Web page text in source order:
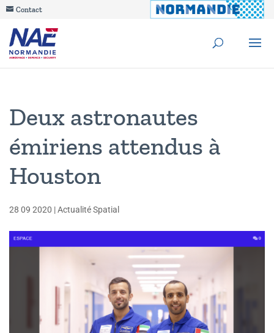
Contact
Deux astronautes
émiriens attendus à
Houston
28 09 2020 |Actualité Spatial